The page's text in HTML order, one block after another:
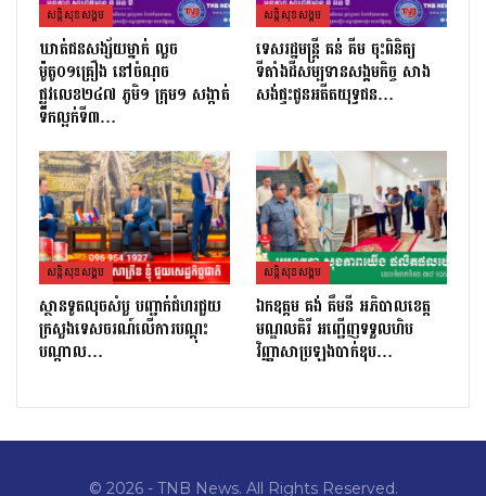
សន្តិសុខសង្គម
ឃាត់ជនសង្ស័យម្នាក់ លួច
ម៉ូតូ០១គ្រឿង នៅចំណុច
ផ្លូវលេខ២៤៧ ភូមិ១ ក្រុម១ សង្កាត់
ទឹកល្អក់ទី៣…
សន្តិសុខសង្គម
ទេសរដ្ឋមន្រ្តី គន់ គីម ចុះពិនិត្យ
ទីតាំងដីសម្បទានសង្គមកិច្ច សាង
សង់ផ្ទះជូនអតីតយុទ្ធជន…
សន្តិសុខសង្គម
ស្ថានទូតលុចសំបួ បញ្ជាក់ជំហរជួយ
ក្រសួងទេសចរណ៍លើការបណ្តុះ
បណ្តាល…
សន្តិសុខសង្គម
ឯកឧត្តម គង់ គឹមនី អភិបាលខេត្ត
មណ្ឌលគិរី អញ្ជើញទទួលហិប
វិញ្ញាសាប្រឡងបាក់ឌុប…
© 2026 - TNB News. All Rights Reserved.